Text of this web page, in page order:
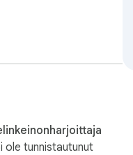
ole tunnistautunut